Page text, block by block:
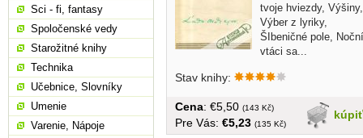
tvoje hviezdy, Výšiny,
Výber z lyriky,
ŠIbeničné pole, Noční
vtáci sa...
Stav knihy:
kúpiť
Cena: €5,50 (143 Kč)
Pre Vás: €5,23 (135 Kč)
Sci - fi, fantasy
Spoločenské vedy
Starožitné knihy
Technika
Učebnice, Slovníky
Umenie
Varenie, Nápoje